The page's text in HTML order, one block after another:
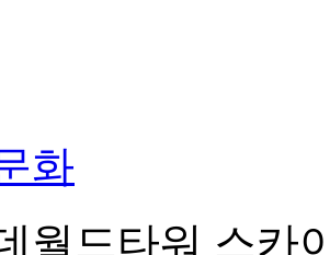
화
월드타워 스카